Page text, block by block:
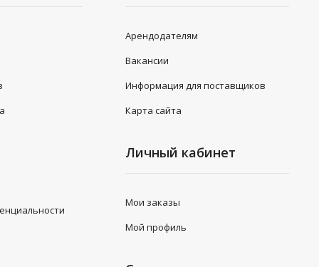
Арендодателям
Вакансии
Информация для поставщиков
Карта сайта
Личный кабинет
Мои заказы
Мой профиль